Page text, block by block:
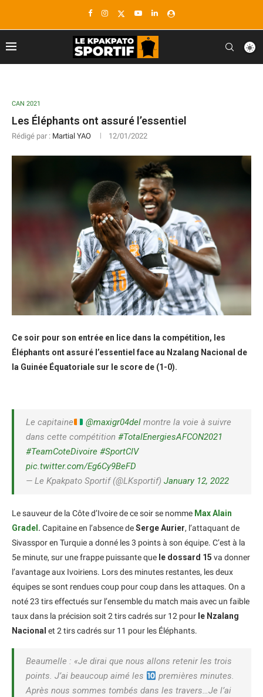
CAN 2021
Les Éléphants ont assuré l’essentiel
Rédigé par : Martial YAO 12/01/2022
Ce soir pour son entrée en lice dans la compétition, les
Éléphants ont assuré l’essentiel face au Nzalang Nacional de
la Guinée Équatoriale sur le score de (1-0).
Le capitaine @maxigr04del montre la voie à suivre
dans cette compétition #TotalEnergiesAFCON2021
#TeamCoteDivoire #SportCIV
pic.twitter.com/Eg6Cy9BeFD
— Le Kpakpato Sportif (@LKsportif) January 12, 2022
Le sauveur de la Côte d’Ivoire de ce soir se nomme Max Alain
Gradel . Capitaine en l’absence deSerge Aurier, l’attaquant de
Sivasspor en Turquie a donné les 3 points à son équipe. C’est à la
5e minute, sur une frappe puissante que le dossard 15 va donner
l’avantage aux Ivoiriens. Lors des minutes restantes, les deux
équipes se sont rendues coup pour coup dans les attaques. On a
noté 23 tirs effectués sur l’ensemble du match mais avec un faible
taux dans la précision soit 2 tirs cadrés sur 12 pour le Nzalang
Nacional et 2 tirs cadrés sur 11 pour les Éléphants.
Beaumelle : «Je dirai que nous allons retenir les trois
points. J’ai beaucoup aimé les
premières minutes.
Après nous sommes tombés dans les travers…Je l’ai